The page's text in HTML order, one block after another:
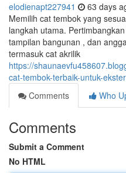
elodienapt227941 63 days
Memilih cat tembok yang
langkah utama.
tampilan bangunan , dan
termasuk cat akrilik
https://
cat-tembok-terbaik-untuk-
Comments
Who
Comments
Submit a Comment
No HTML